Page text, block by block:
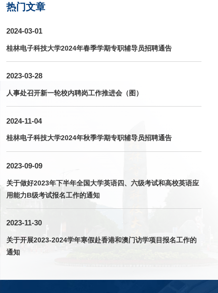
热门文章
2024-03-01
桂林电子科技大学2024年春季学期专职辅导员招聘通告
2023-03-28
人事处召开新一轮校内聘岗工作推进会（图）
2024-11-04
桂林电子科技大学2024年秋季学期专职辅导员招聘通告
2023-09-09
关于做好2023年下半年全国大学英语四、六级考试和高校英语应
用能力B级考试报名工作的通知
2023-11-30
关于开展2023-2024学年寒假赴香港和澳门访学项目报名工作的
通知